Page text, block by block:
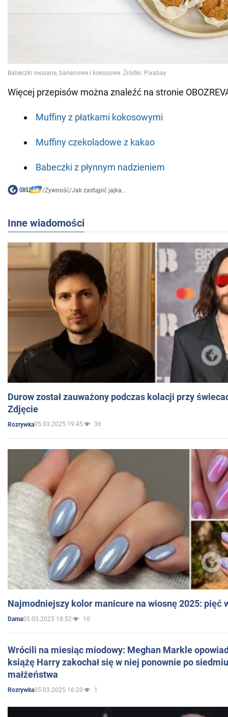
Więcej przepisów można znaleźć na stronie
Muffiny z płatkami kokosowymi
Muffiny czekoladowe z kakao
Babeczki z płynnym nadzieniem
/Żywność/Jak zastąpić jajka...
Inne wiadomości
Durow został zauważony podczas kolacji przy
Zdjęcie
Rozrywka05.03.2025 19:45 36
Najmodniejszy kolor manicure na wiosnę 2025: pięć
Dama05.03.2025 18:52 10
Wrócili na miesiąc miodowy: Meghan Markle
książę Harry zakochał się w niej ponownie po
małżeństwa
Rozrywka05.03.2025 16:20 1